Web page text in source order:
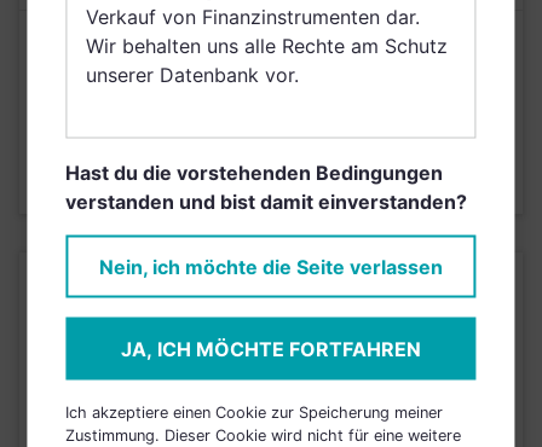
Risikoeinstufung laut Anbieter (KID)
Stand 18.09.2025
KURSENTWICKLUNG
Einfach und kostenlos
freizuschalten.
Verkauf von Finanzinstrumenten dar.
Wir behalten uns alle Rechte am Schutz
unserer Datenbank vor.
Hast du die vorstehenden Bedingungen
verstanden und bist damit einverstanden?
Nein, ich möchte die Seite verlassen
JA, ICH MÖCHTE FORTFAHREN
Ich akzeptiere einen Cookie zur Speicherung meiner
Zustimmung. Dieser Cookie wird nicht für eine weitere